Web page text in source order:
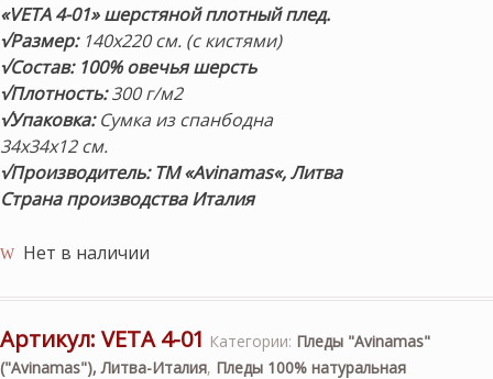
«VETA 4-01» шерстяной плотный плед.
√Размер:140х220 см. (с кистями)
√Состав: 100% овечья шерсть
√Плотность:300 г/м2
√Упаковка:Сумка из спанбодна
34х34х12 см.
√Производитель: ТМ «Avinamas«, Литва
Страна производства Италия
Нет в наличии
Артикул: VETA 4-01 Категории: Пледы "Avinamas"
("Avinamas"), Литва-Италия, Пледы 100% натуральная